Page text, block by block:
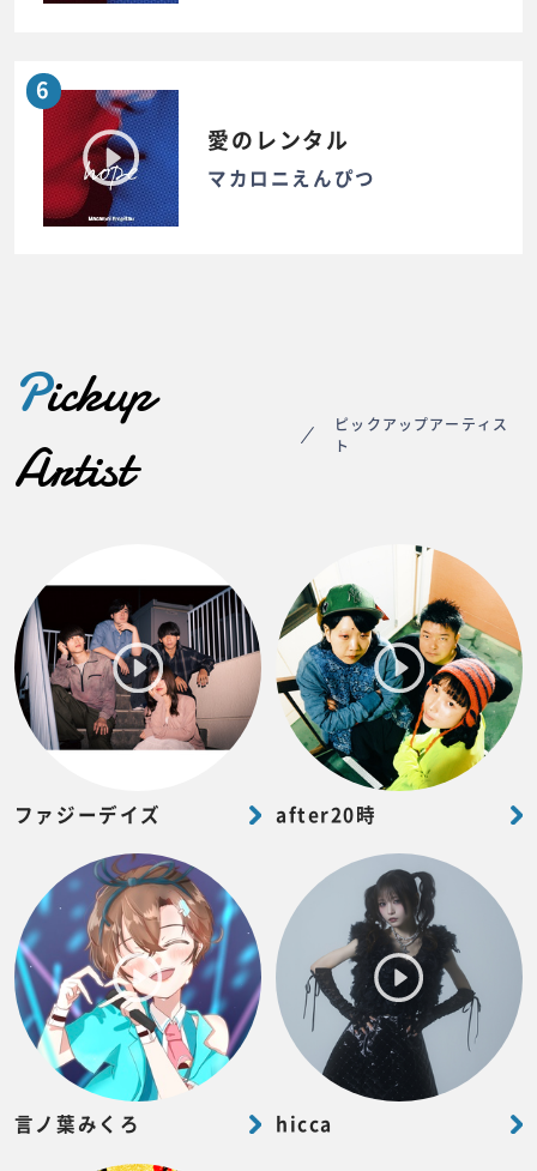
6
愛のレンタル
マカロニえんぴつ
Pickup
Artist
ピックアップアーティス
ト
ファジーデイズ after20時
言ノ葉みくろ hicca